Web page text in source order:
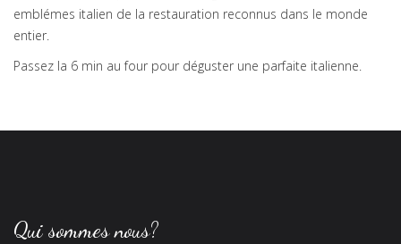
emblémes italien de la restauration reconnus dans le monde
entier.
Passez la 6 min au four pour déguster une parfaite italienne.
Qui sommes nous?